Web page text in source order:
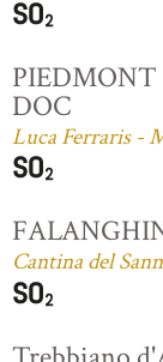
DOC
Luca Ferraris -
Cantina del